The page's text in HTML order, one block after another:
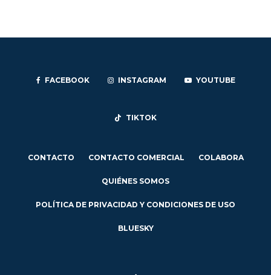
FACEBOOK INSTAGRAM YOUTUBE
TIKTOK
CONTACTO CONTACTO COMERCIAL COLABORA
QUIÉNES SOMOS
POLÍTICA DE PRIVACIDAD Y CONDICIONES DE USO
BLUESKY